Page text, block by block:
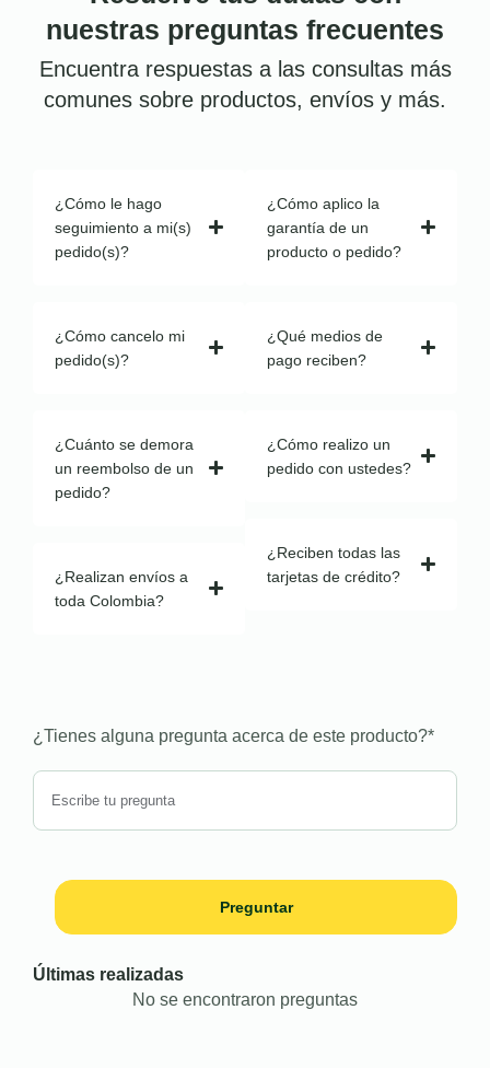
nuestras preguntas frecuentes
Encuentra respuestas a las consultas más
comunes sobre productos, envíos y más.
¿Cómo le hago
seguimiento a mi(s)
pedido(s)?
¿Cómo cancelo mi
pedido(s)?
¿Cuánto se demora
un reembolso de un
pedido?
¿Realizan envíos a
toda Colombia?
¿Cómo aplico la
garantía de un
producto o pedido?
¿Qué medios de
pago reciben?
¿Cómo realizo un
pedido con ustedes?
¿Reciben todas las
tarjetas de crédito?
¿Tienes alguna pregunta acerca de este producto?*
Preguntar
Últimas realizadas
No se encontraron preguntas